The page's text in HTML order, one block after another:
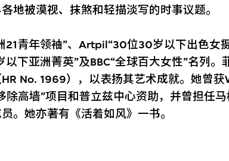
地被漠视、抹煞和轻描淡写的时事议题。
21青年领袖”、Artpil“30位30岁以下出色女
下亚洲菁英”及BBC“全球百大女性”名列。
No. 1969），以表扬其艺术成就。她曾获
除高墙”项目和普立兹中心资助，并曾担任
。她亦著有《活着如风》一书。